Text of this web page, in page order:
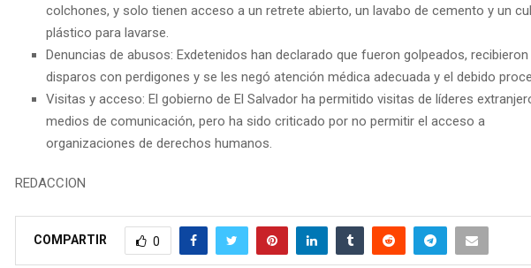
colchones, y solo tienen acceso a un retrete abierto, un lavabo de cemento y un
plástico para lavarse.
Denuncias de abusos: Exdetenidos han declarado que fueron golpeados, recibieron
disparos con perdigones y se les negó atención médica adecuada y el debido
Visitas y acceso: El gobierno de El Salvador ha permitido visitas de líderes
medios de comunicación, pero ha sido criticado por no permitir el acceso a
organizaciones de derechos humanos.
REDACCION
COMPARTIR 0